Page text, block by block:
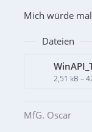
Mich würde
Dateien
2,51 kB –
MfG. Oscar